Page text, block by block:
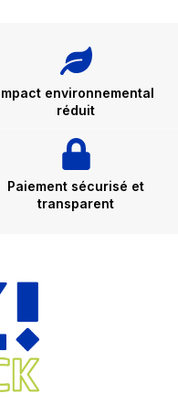
environnemental
réduit
Paiement sécurisé et
transparent